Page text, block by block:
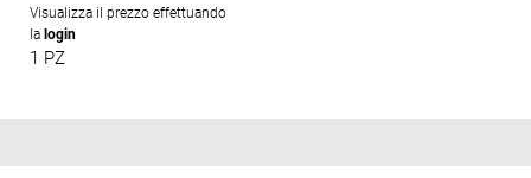
Visualizza il prezzo effettuando
la login
1 PZ